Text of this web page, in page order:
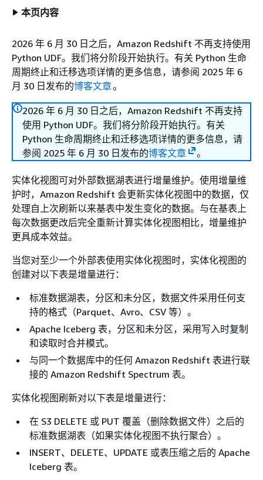
本页内容
2026 年 6 月 30 日之后，Amazon Redshift 不再支持使用
Python UDF。我们将分阶段开始执行。有关 Python 生命
周期终止和迁移选项详情的更多信息，请参阅 2025 年 6
月 30 日发布的博客文章。
2026 年 6 月 30 日之后，Amazon Redshift 不再支持
使用 Python UDF。我们将分阶段开始执行。有关
Python 生命周期终止和迁移选项详情的更多信息，请
参阅 2025 年 6 月 30 日发布的博客文章 。
实体化视图可对外部数据湖表进行增量维护。使用增量维
护时，Amazon Redshift 会更新实体化视图中的数据，仅
处理自上次刷新以来基表中发生变化的数据。与在基表上
每次数据更改后完全重新计算实体化视图相比，增量维护
更具成本效益。
当您对至少一个外部表使用实体化视图时，实体化视图的
创建对以下表是增量进行：
标准数据湖表，分区和未分区，数据文件采用任何支
持的格式（Parquet、Avro、CSV 等）。
Apache Iceberg 表，分区和未分区，采用写入时复制
和读取时合并模式。
与同一个数据库中的任何 Amazon Redshift 表进行联
接的 Amazon Redshift Spectrum 表。
实体化视图刷新对以下表是增量进行：
在 S3 DELETE 或 PUT 覆盖（删除数据文件）之后的
标准数据湖表（如果实体化视图不执行聚合）。
INSERT、DELETE、UPDATE 或表压缩之后的 Apache
Iceberg 表。